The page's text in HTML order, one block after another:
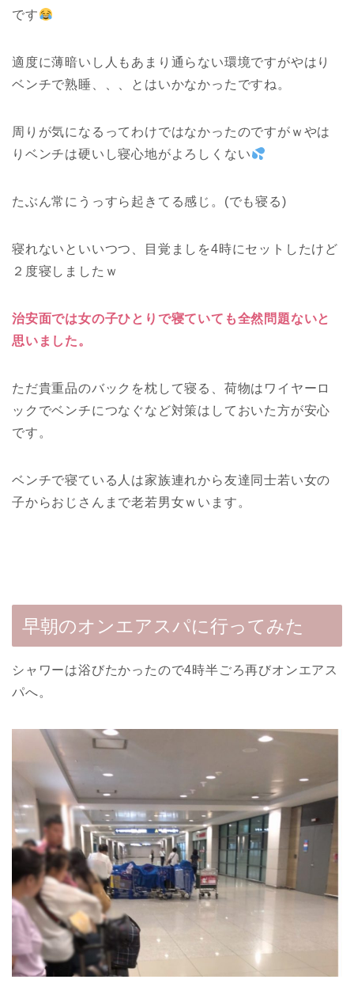
です
適度に薄暗いし人もあまり通らない環境ですがやはり
ベンチで熟睡、、、とはいかなかったですね。
周りが気になるってわけではなかったのですがｗやは
りベンチは硬いし寝心地がよろしくない
たぶん常にうっすら起きてる感じ。(でも寝る)
寝れないといいつつ、目覚ましを4時にセットしたけど
２度寝しましたｗ
治安面では女の子ひとりで寝ていても全然問題ないと
思いました。
ただ貴重品のバックを枕して寝る、荷物はワイヤーロ
ックでベンチにつなぐなど対策はしておいた方が安心
です。
ベンチで寝ている人は家族連れから友達同士若い女の
子からおじさんまで老若男女ｗいます。
早朝のオンエアスパに行ってみた
シャワーは浴びたかったので4時半ごろ再びオンエアス
パへ。